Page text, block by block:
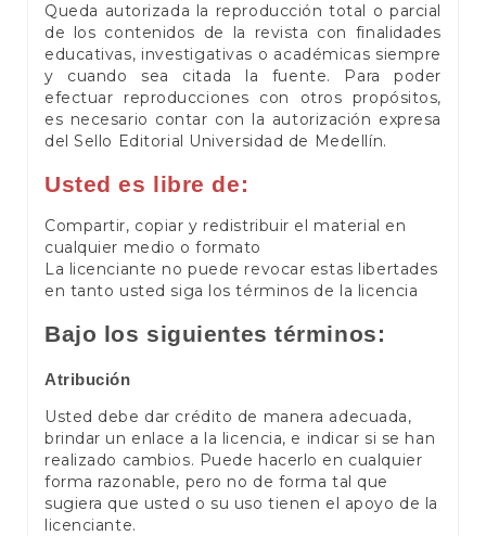
Queda autorizada la reproducción total o parcial
de los contenidos de la revista con finalidades
educativas, investigativas o académicas siempre
y cuando sea citada la fuente. Para poder
efectuar reproducciones con otros propósitos,
es necesario contar con la autorización expresa
del Sello Editorial Universidad de Medellín.
Usted es libre de:
Compartir, copiar y redistribuir el material en
cualquier medio o formato
La licenciante no puede revocar estas libertades
en tanto usted siga los términos de la licencia
Bajo los siguientes términos:
Atribución
Usted debe dar crédito de manera adecuada,
brindar un enlace a la licencia, e indicar si se han
realizado cambios. Puede hacerlo en cualquier
forma razonable, pero no de forma tal que
sugiera que usted o su uso tienen el apoyo de la
licenciante.